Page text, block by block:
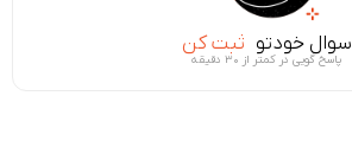
سوال خودتو ثبت کن
پاسخ گویی در کمتر از ۳۰ دقیقه